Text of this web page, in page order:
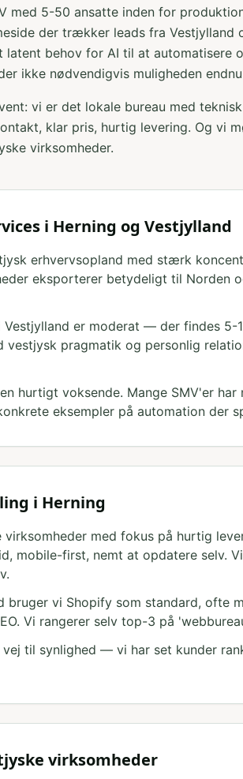
med 5-50 ansatte inden for
der trækker leads fra
latent behov for AI til at automatisere
ikke nødvendigvis muligheden
vi er det lokale bureau med
klar pris, hurtig levering. Og vi
virksomheder.
i Herning og Vestjylland
erhvervsopland med stærk
eksporterer betydeligt til
Vestjylland er moderat — der findes
pragmatik og personlig
hurtigt voksende. Mange SMV'er
eksempler på automation der
i Herning
med fokus på hurtig
mobile-first, nemt at opdatere selv.
bruger vi Shopify som standard, ofte
Vi rangerer selv top-3 på
vej til synlighed — vi har set kunder
virksomheder